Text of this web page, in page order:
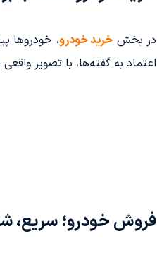
در بخش خرید خودرو، خودروها
اعتماد به گفته‌ها، با تصویر
فروش خودرو؛ سریع،